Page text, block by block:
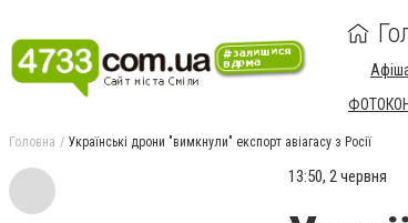
Головна Українські дрони "вимкнули" експорт авіагасу з Росії
13:50, 2 червня